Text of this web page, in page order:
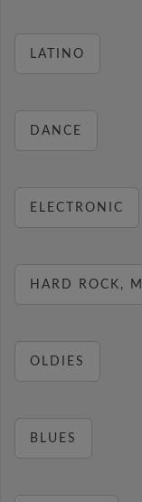
LATINO
DANCE
ELECTRONIC
HARD ROCK,
OLDIES
BLUES